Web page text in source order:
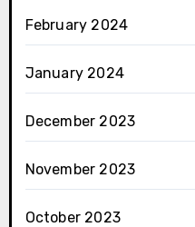
February 2024
January 2024
December 2023
November 2023
October 2023